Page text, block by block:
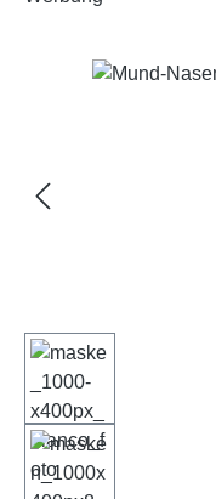
Bildergalerie